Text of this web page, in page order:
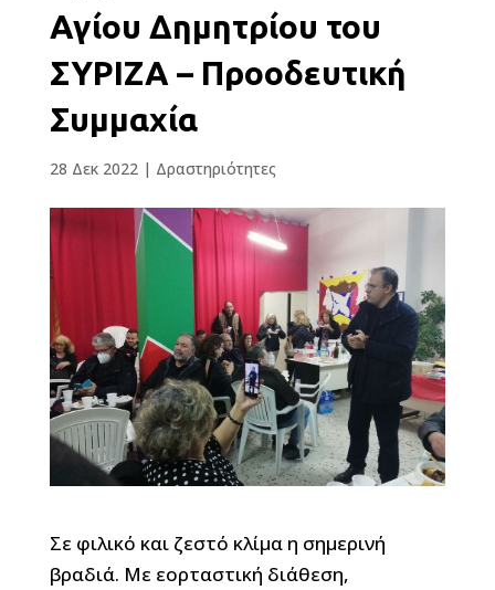
Αγίου Δημητρίου του
ΣΥΡΙΖΑ – Προοδευτική
Συμμαχία
28 Δεκ 2022| Δραστηριότητες
Σε φιλικό και ζεστό κλίμα η σημερινή
βραδιά. Με εορταστική διάθεση,